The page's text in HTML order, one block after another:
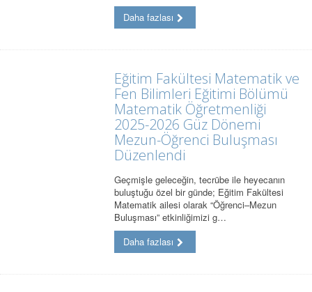
Daha fazlası
Eğitim Fakültesi Matematik ve
Fen Bilimleri Eğitimi Bölümü
Matematik Öğretmenliği
2025-2026 Güz Dönemi
Mezun-Öğrenci Buluşması
Düzenlendi
Geçmişle geleceğin, tecrübe ile heyecanın
buluştuğu özel bir günde; Eğitim Fakültesi
Matematik ailesi olarak “Öğrenci–Mezun
Buluşması” etkinliğimizi g…
Daha fazlası